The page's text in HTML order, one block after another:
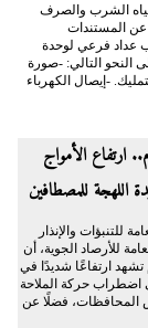
الشرب والصرف
عن المستندات
عداد فرعي لوحدة
النحو التالي: -صورة
-إيصال الكهرباء
ارتفاع الأمواج
اللهجة للمصطافين
للتنبؤات والإنذار
للأرصاد الجوية، أن
تشهد ارتفاعًا شديدًا في
اضطراب حركة الملاحة
المحافظات، فضلًا عن